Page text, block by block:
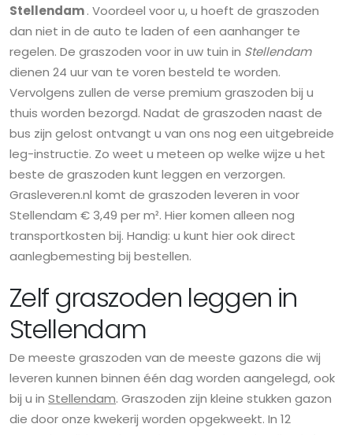
Stellendam. Voordeel voor u, u hoeft de graszoden
dan niet in de auto te laden of een aanhanger te
regelen. De graszoden voor in uw tuin in Stellendam
dienen 24 uur van te voren besteld te worden.
Vervolgens zullen de verse premium graszoden bij u
thuis worden bezorgd. Nadat de graszoden naast de
bus zijn gelost ontvangt u van ons nog een uitgebreide
leg-instructie. Zo weet u meteen op welke wijze u het
beste de graszoden kunt leggen en verzorgen.
Grasleveren.nl komt de graszoden leveren in voor
Stellendam € 3,49 per m². Hier komen alleen nog
transportkosten bij. Handig: u kunt hier ook direct
aanlegbemesting bij bestellen.
Zelf graszoden leggen in
Stellendam
De meeste graszoden van de meeste gazons die wij
leveren kunnen binnen één dag worden aangelegd, ook
bij u in Stellendam. Graszoden zijn kleine stukken gazon
die door onze kwekerij worden opgekweekt. In 12